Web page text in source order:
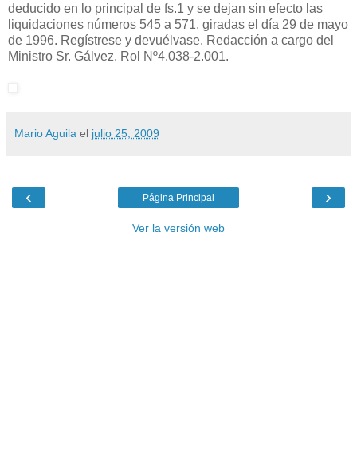
deducido en lo principal de fs.1 y se dejan sin efecto las
liquidaciones números 545 a 571, giradas el día 29 de mayo
de 1996. Regístrese y devuélvase. Redacción a cargo del
Ministro Sr. Gálvez. Rol Nº4.038-2.001.
Mario Aguila el julio 25, 2009
‹ ›
Página Principal
Ver la versión web